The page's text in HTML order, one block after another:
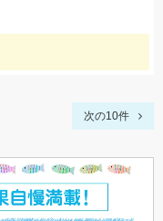
次の10件